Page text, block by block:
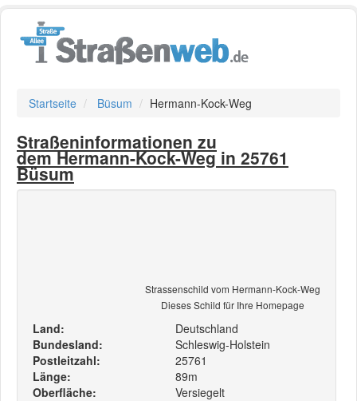
Startseite Büsum Hermann-Kock-Weg
Straßeninformationen zu
dem Hermann-Kock-Weg in 25761
Büsum
Strassenschild vom Hermann-Kock-Weg
Dieses Schild für Ihre Homepage
Land:
Deutschland
Bundesland:
Schleswig-Holstein
Postleitzahl:
25761
Länge:
89m
Oberfläche:
Versiegelt